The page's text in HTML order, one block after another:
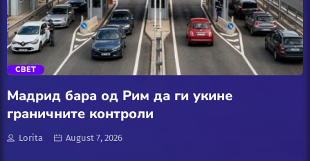
АвтоКлуб
Балкан
trending_flat
СВЕТ
Мадрид бара од Рим да ги укине
граничните контроли
Lorita August 7, 2026